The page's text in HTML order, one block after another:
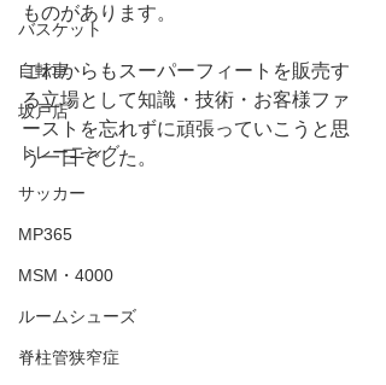
バスケット
自転車
坂戸店
トレーニング
サッカー
MP365
MSM・4000
ルームシューズ
脊柱管狭窄症
ものがあります。
これからもスーパーフィートを販売す
る立場として知識・技術・お客様ファ
ーストを忘れずに頑張っていこうと思
う一日でした。